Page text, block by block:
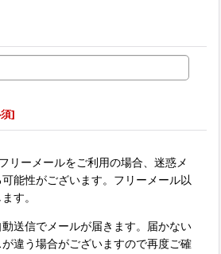
]
リーメールをご利用の場合、迷惑メ
能性がございます。フリーメール以
す。
送信でメールが届きます。届かない
違う場合がございますので再度ご確